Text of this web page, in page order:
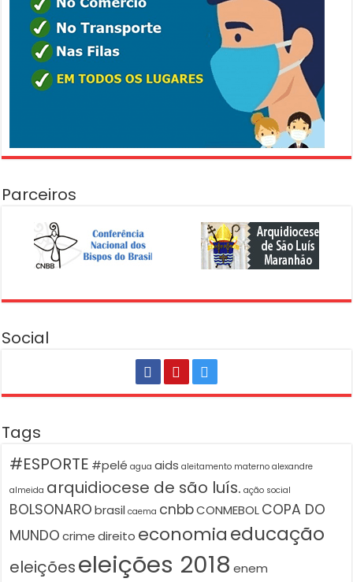
Parceiros
Social
Tags
#ESPORTE #pelé agua aids aleitamento materno alexandre
almeida arquidiocese de são luís. ação social
BOLSONARO brasil caema cnbbCONMEBOLCOPA DO
MUNDO crime direito economiaeducação
eleiçõeseleições 2018 enem